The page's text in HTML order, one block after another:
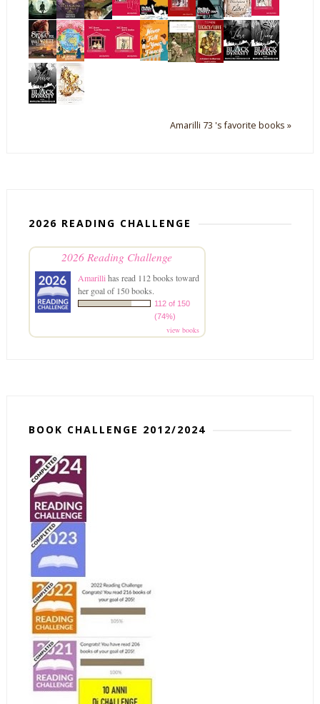
Amarilli 73 's favorite books »
2026 READING CHALLENGE
2026 Reading Challenge
Amarilli has read 112 books toward
her goal of 150 books.
112 of 150
(74%)
view books
BOOK CHALLENGE 2012/2024